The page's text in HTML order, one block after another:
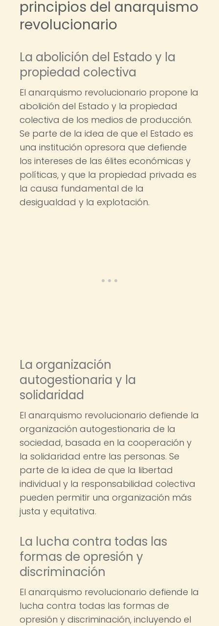
principios del anarquismo
revolucionario
La abolición del Estado y la
propiedad colectiva
El anarquismo revolucionario propone la
abolición del Estado y la propiedad
colectiva de los medios de producción.
Se parte de la idea de que el Estado es
una institución opresora que defiende
los intereses de las élites económicas y
políticas, y que la propiedad privada es
la causa fundamental de la
desigualdad y la explotación.
La organización
autogestionaria y la
solidaridad
El anarquismo revolucionario defiende la
organización autogestionaria de la
sociedad, basada en la cooperación y
la solidaridad entre las personas. Se
parte de la idea de que la libertad
individual y la responsabilidad colectiva
pueden permitir una organización más
justa y equitativa.
La lucha contra todas las
formas de opresión y
discriminación
El anarquismo revolucionario defiende la
lucha contra todas las formas de
opresión y discriminación, incluyendo el